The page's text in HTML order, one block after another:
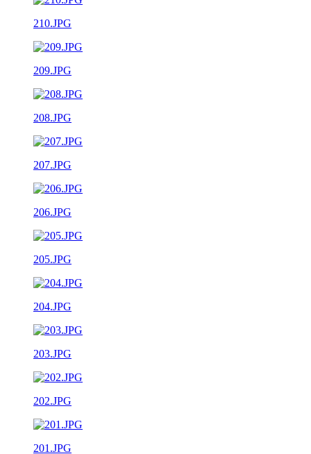
210.JPG
209.JPG
208.JPG
207.JPG
206.JPG
205.JPG
204.JPG
203.JPG
202.JPG
201.JPG